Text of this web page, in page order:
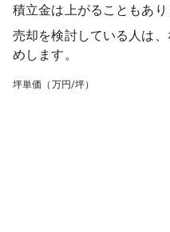
積立金は上がることもあり
売却を検討している人は
めします。
坪単価（万円/坪）